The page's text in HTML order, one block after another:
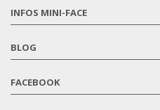
INFOS MINI-FACE
BLOG
FACEBOOK